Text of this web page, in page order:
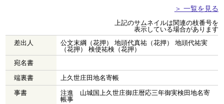
＞ 一覧を見る
上記のサムネイルは関連の枝番号を
表示している場合があります
差出人
公文末綱（花押） 地頭代真祐（花押） 地頭代祐実
（花押） 検使祐検（花押）
宛名書
端裏書
上久世庄田地名寄帳
事書
注進 山城国上久世庄御庄暦応三年御実検田地名寄
帳事